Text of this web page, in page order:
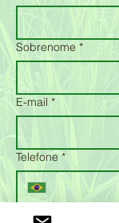
Sobrenome *
E-mail *
Telefone *
Mensagem